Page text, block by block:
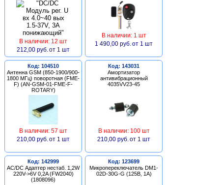
В наличии: 12 шт
212,00 руб. от 1 шт
В наличии: 1 шт
1 490,00 руб. от 1 шт
Код: 104510
Антенна GSM (850-1900/900-
1800 МГц) поворотная (FME-
F) (AN-GSM-01-FME-F-
ROTARY)
В наличии: 57 шт
210,00 руб. от 1 шт
Код: 143031
Амортизатор
антивибрационный
4035VV23-45
В наличии: 100 шт
210,00 руб. от 1 шт
Код: 142999
AC/DC Адаптер нестаб. 1,2W
220V->6V 0,2A (FW2040)
(1808096)
Код: 123699
Микропереключатель DM1-
02D-30G-G (125В, 1А)